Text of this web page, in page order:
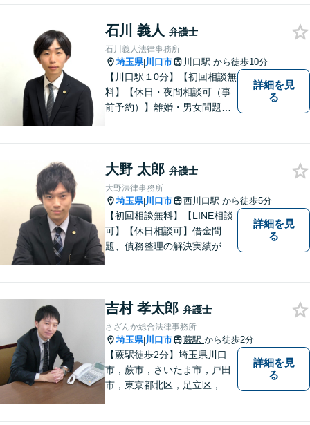
石川 義人 弁護士
石川義人法律事務所
埼玉県|川口市 川口駅 から徒歩10分
【川口駅１0分】【初回相談無
料】【休日・夜間相談可（事
前予約）】離婚・男女問題、
い、納得いただける解決を目
指します。
詳細を見
る
大野 太郎 弁護士
大野法律事務所
埼玉県|川口市 西川口駅 から徒歩5分
【初回相談無料】【LINE相談
可】【休日相談可】借金問
題、債務整理の解決実績が豊
くのあなたに寄り添う弁護士
です。
詳細を見
る
吉村 孝太郎 弁護士
さざんか総合法律事務所
埼玉県|川口市 蕨駅 から徒歩2分
【蕨駅徒歩2分】埼玉県川口
市，蕨市，さいたま市，戸田
市，東京都北区，足立区，板
詳細を見
る